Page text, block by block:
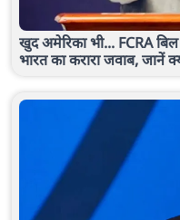
खुद अमेरिका भी... FCRA
भारत का करारा जवाब, जानें